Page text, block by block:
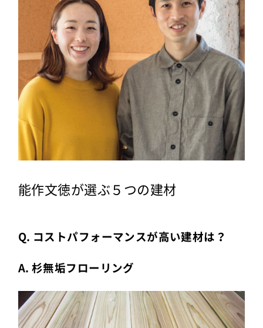
能作文徳が選ぶ５つの建材
Q. コストパフォーマンスが高い建材は？
A. 杉無垢フローリング